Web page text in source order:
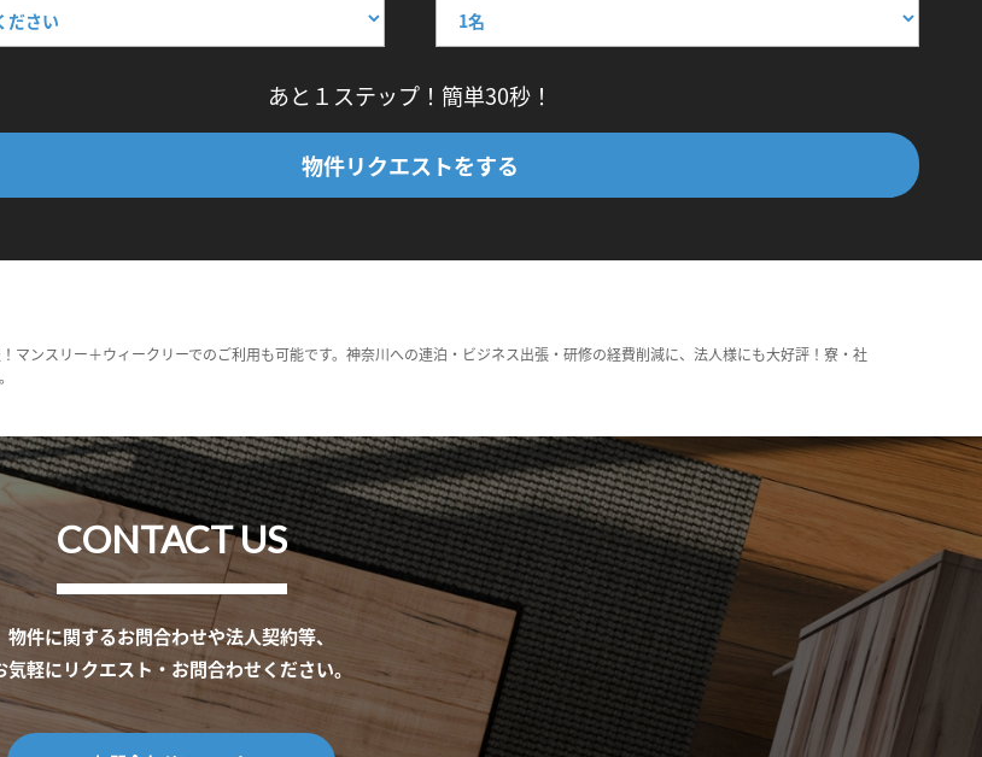
あと１ステップ！簡単30秒！
物件リクエストをする
ンスリー＋ウィークリーでのご利用も可能です。神奈川への連泊・ビジネス出張・研修の経費削減に、法人様にも大好評！寮・社
CONTACT US
物件に関するお問合わせや法人契約等、
気軽にリクエスト・お問合わせください。